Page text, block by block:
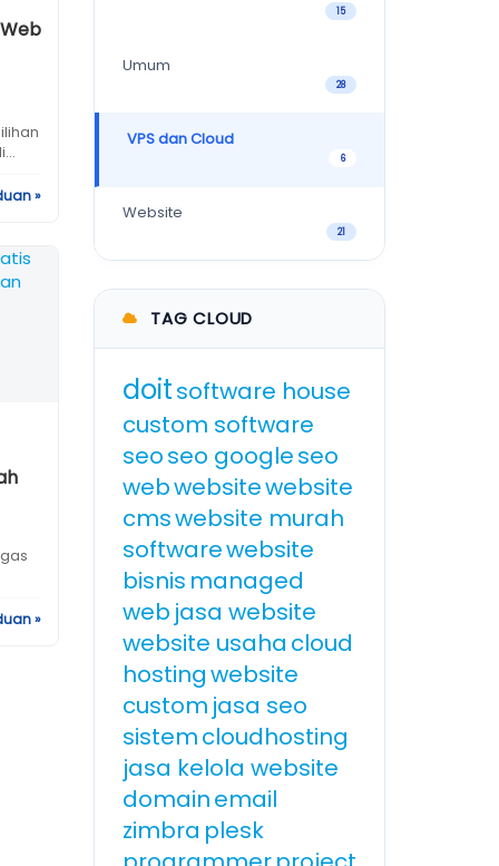
15
Umum
28
VPS dan Cloud
6
Website
21
»
»
TAG CLOUD
doitsoftware house
custom software
seoseo googleseo
webwebsitewebsite
cmswebsite murah
softwarewebsite
bisnis managed
web jasa website
website usaha cloud
hostingwebsite
custom jasa seo
sistemcloudhosting
jasa kelola website
domainemail
zimbra plesk